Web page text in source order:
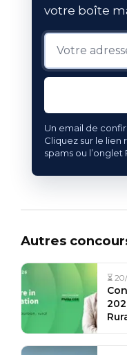
votre boîte
Un email de
Cliquez sur le lien
spams ou l’onglet
Autres
⏳